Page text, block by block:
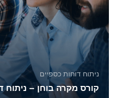
ניתוח דוחות כספיים
קורס מקרה בוחן – ניתוח